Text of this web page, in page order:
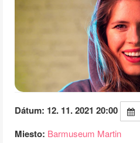
Dátum: 12. 11. 2021 20:00
Miesto: Barmuseum Martin